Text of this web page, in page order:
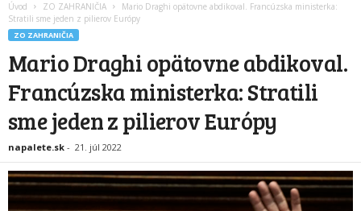
Úvod ZO ZAHRANIČIA
Mario Draghi opätovne abdikoval. Francúzska ministerka:
Stratili sme jeden z pilierov Európy
ZO ZAHRANIČIA
Mario Draghi opätovne abdikoval.
Francúzska ministerka: Stratili
sme jeden z pilierov Európy
napalete.sk - 21. júl 2022